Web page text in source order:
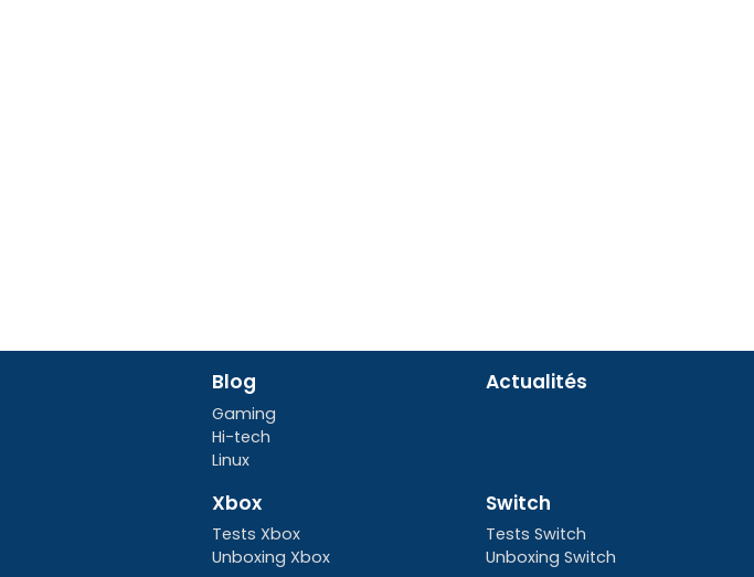
Blog
Gaming
Hi-tech
Linux
Actualités
Xbox
Tests Xbox
Unboxing Xbox
Switch
Tests Switch
Unboxing Switch